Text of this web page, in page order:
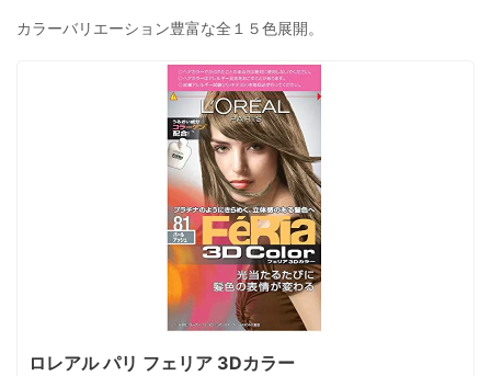
カラーバリエーション豊富な全１５色展開。
ロレアル パリ フェリア 3Dカラー